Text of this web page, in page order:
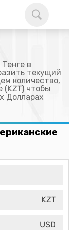
в
текущий
количество,
(KZT) чтобы
Долларах
KZT
USD